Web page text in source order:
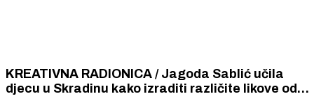
KREATIVNA RADIONICA / Jagoda Sablić učila
djecu u Skradinu kako izraditi različite likove od